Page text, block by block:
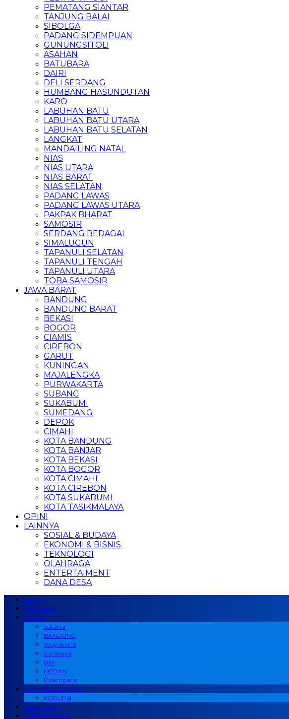
PEMATANG SIANTAR
TANJUNG BALAI
SIBOLGA
PADANG SIDEMPUAN
GUNUNGSITOLI
ASAHAN
BATUBARA
DAIRI
DELI SERDANG
HUMBANG HASUNDUTAN
KARO
LABUHAN BATU
LABUHAN BATU UTARA
LABUHAN BATU SELATAN
LANGKAT
MANDAILING NATAL
NIAS
NIAS UTARA
NIAS BARAT
NIAS SELATAN
PADANG LAWAS
PADANG LAWAS UTARA
PAKPAK BHARAT
SAMOSIR
SERDANG BEDAGAI
SIMALUGUN
TAPANULI SELATAN
TAPANULI TENGAH
TAPANULI UTARA
TOBA SAMOSIR
JAWA BARAT
BANDUNG
BANDUNG BARAT
BEKASI
BOGOR
CIAMIS
CIREBON
GARUT
KUNINGAN
MAJALENGKA
PURWAKARTA
SUBANG
SUKABUMI
SUMEDANG
DEPOK
CIMAHI
KOTA BANDUNG
KOTA BANJAR
KOTA BEKASI
KOTA BOGOR
KOTA CIMAHI
KOTA CIREBON
KOTA SUKABUMI
KOTA TASIKMALAYA
OPINI
LAINNYA
SOSIAL & BUDAYA
EKONOMI & BISNIS
TEKNOLOGI
OLAHRAGA
ENTERTAIMENT
DANA DESA
Home
NASIONAL
Daerah
Jakarta
BANDUNG
Yogyakarta
Surabaya
Bali
MEDAN
Palembang
HUKUM & KRIMINAL
KORUPSI
PERISTIWA
JABODETABEK